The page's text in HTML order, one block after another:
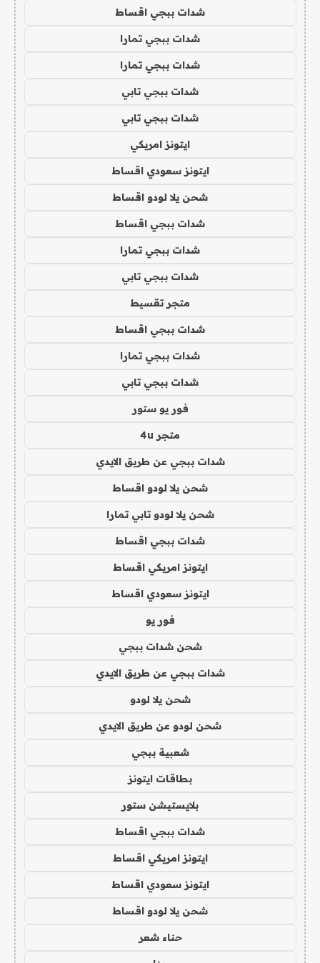
شدات ببجي اقساط
شدات ببجي تمارا
شدات ببجي تمارا
شدات ببجي تابي
شدات ببجي تابي
ايتونز امريكي
ايتونز سعودي اقساط
شحن يلا لودو اقساط
شدات ببجي اقساط
شدات ببجي تمارا
شدات ببجي تابي
متجر تقسيط
شدات ببجي اقساط
شدات ببجي تمارا
شدات ببجي تابي
فور يو ستور
متجر 4u
شدات ببجي عن طريق الايدي
شحن يلا لودو اقساط
شحن يلا لودو تابي تمارا
شدات ببجي اقساط
ايتونز امريكي اقساط
ايتونز سعودي اقساط
فور يو
شحن شدات ببجي
شدات ببجي عن طريق الايدي
شحن يلا لودو
شحن لودو عن طريق الايدي
شعبية ببجي
بطاقات ايتونز
بلايستيشن ستور
شدات ببجي اقساط
ايتونز امريكي اقساط
ايتونز سعودي اقساط
شحن يلا لودو اقساط
حناء شعر